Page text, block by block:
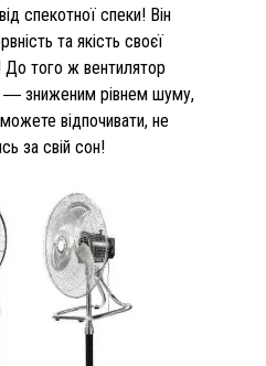
спекотної спеки! Він
та якість своєї
До того ж вентилятор
зниженим рівнем шуму,
відпочивати, не
за свій сон!